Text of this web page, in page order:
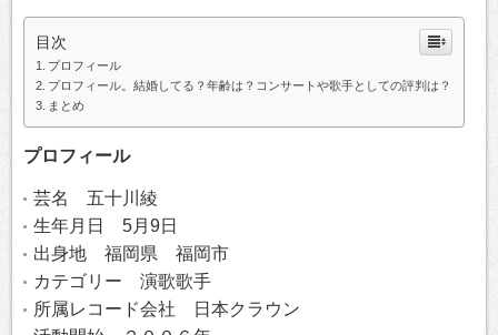
目次
プロフィール
プロフィール。結婚してる？年齢は？コンサートや歌手としての評判は？
まとめ
プロフィール
芸名 五十川綾
生年月日 5月9日
出身地 福岡県 福岡市
カテゴリー 演歌歌手
所属レコード会社 日本クラウン